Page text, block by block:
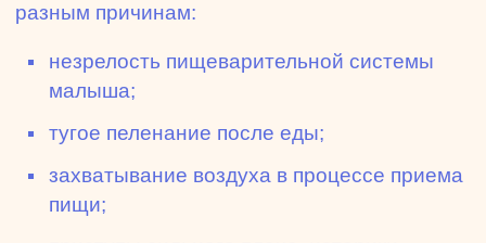
разным причинам:
незрелость пищеварительной системы
малыша;
тугое пеленание после еды;
захватывание воздуха в процессе приема
пищи;